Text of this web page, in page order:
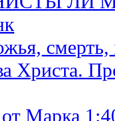
смерть,
Христа.
от Марка